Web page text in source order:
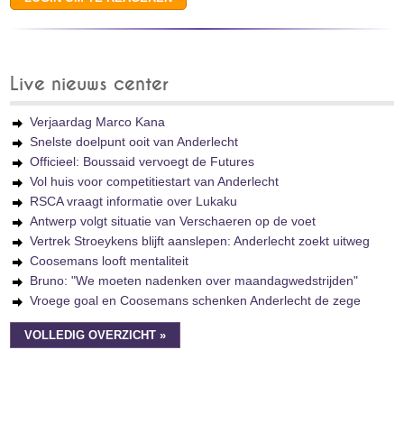
Live nieuws center
Verjaardag Marco Kana
Snelste doelpunt ooit van Anderlecht
Officieel: Boussaid vervoegt de Futures
Vol huis voor competitiestart van Anderlecht
RSCA vraagt informatie over Lukaku
Antwerp volgt situatie van Verschaeren op de voet
Vertrek Stroeykens blijft aanslepen: Anderlecht zoekt uitweg
Coosemans looft mentaliteit
Bruno: "We moeten nadenken over maandagwedstrijden"
Vroege goal en Coosemans schenken Anderlecht de zege
VOLLEDIG OVERZICHT »